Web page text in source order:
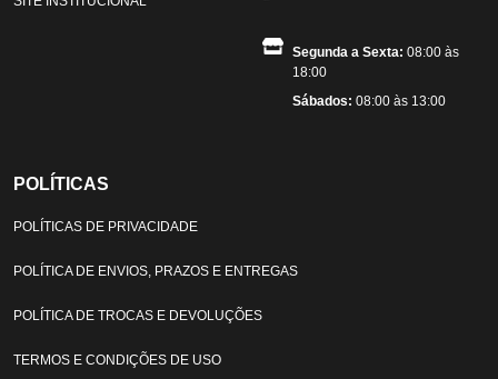
Segunda a Sexta: 08:00 às
18:00
Sábados: 08:00 às 13:00
POLÍTICAS
POLÍTICAS DE PRIVACIDADE
POLÍTICA DE ENVIOS, PRAZOS E ENTREGAS
POLÍTICA DE TROCAS E DEVOLUÇÕES
TERMOS E CONDIÇÕES DE USO